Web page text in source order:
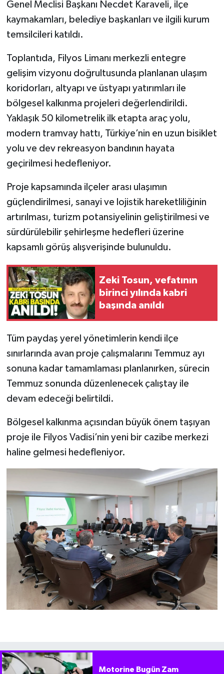
Genel Meclisi Başkanı Necdet Karaveli, ilçe
kaymakamları, belediye başkanları ve ilgili kurum
temsilcileri katıldı.
Toplantıda, Filyos Limanı merkezli entegre
gelişim vizyonu doğrultusunda planlanan ulaşım
koridorları, altyapı ve üstyapı yatırımları ile
bölgesel kalkınma projeleri değerlendirildi.
Yaklaşık 50 kilometrelik ilk etapta araç yolu,
modern tramvay hattı, Türkiye’nin en uzun bisiklet
yolu ve dev rekreasyon bandının hayata
geçirilmesi hedefleniyor.
Proje kapsamında ilçeler arası ulaşımın
güçlendirilmesi, sanayi ve lojistik hareketliliğinin
artırılması, turizm potansiyelinin geliştirilmesi ve
sürdürülebilir şehirleşme hedefleri üzerine
kapsamlı görüş alışverişinde bulunuldu.
Zeki Tosun, vefatının
birinci yılında kabri
başında anıldı
Tüm paydaş yerel yönetimlerin kendi ilçe
sınırlarında avan proje çalışmalarını Temmuz ayı
sonuna kadar tamamlaması planlanırken, sürecin
Temmuz sonunda düzenlenecek çalıştay ile
devam edeceği belirtildi.
Bölgesel kalkınma açısından büyük önem taşıyan
proje ile Filyos Vadisi’nin yeni bir cazibe merkezi
haline gelmesi hedefleniyor.
Motorine Bugün Zam